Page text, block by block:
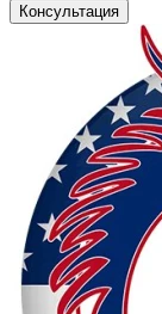
Консультация